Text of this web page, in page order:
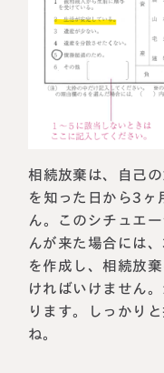
相続放棄は、自己
を知った日から3ヶ
ん。このシチュエ
んが来た場合には
を作成し、相続放
ければいけません
ります。しっかり
ね。